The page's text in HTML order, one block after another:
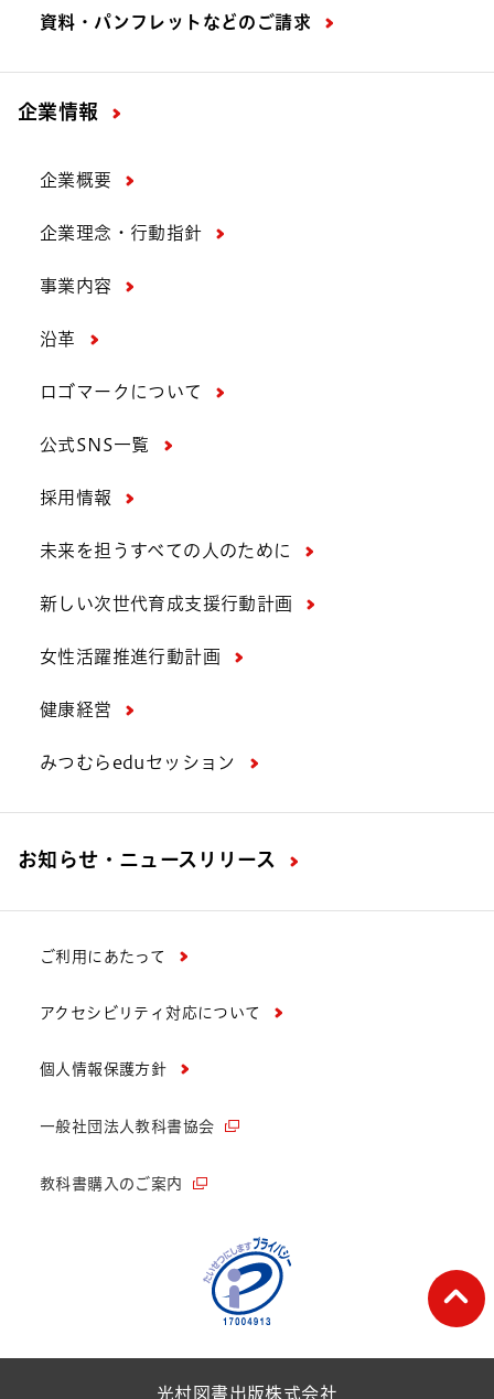
資料・パンフレットなどの ご請求
企業情報
企業概要
企業理念・行動指針
事業内容
沿革
ロゴマークについて
公式SNS一覧
採用情報
未来を担うすべての人のために
新しい次世代育成支援行動計画
女性活躍推進行動計画
健康経営
みつむらeduセッション
お知らせ・ニュースリリース
ご利用にあたって
アクセシビリティ対応について
個人情報保護方針
一般社団法人教科書協会
教科書購入のご案内
光村図書出版株式会社
ペ